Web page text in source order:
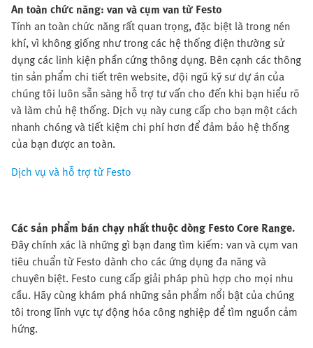
An toàn chức năng: van và cụm van từ Festo
Tính an toàn chức năng rất quan trọng, đặc biệt là trong nén
khí, vì không giống như trong các hệ thống điện thường sử
dụng các linh kiện phần cứng thông dụng. Bên cạnh các thông
tin sản phẩm chi tiết trên website, đội ngũ kỹ sư dự án của
chúng tôi luôn sẵn sàng hỗ trợ tư vấn cho đến khi bạn hiểu rõ
và làm chủ hệ thống. Dịch vụ này cung cấp cho bạn một cách
nhanh chóng và tiết kiệm chi phí hơn để đảm bảo hệ thống
của bạn được an toàn.
Dịch vụ và hỗ trợ từ Festo
Các sản phẩm bán chạy nhất thuộc dòng Festo Core Range.
Đây chính xác là những gì bạn đang tìm kiếm: van và cụm van
tiêu chuẩn từ Festo dành cho các ứng dụng đa năng và
chuyên biệt. Festo cung cấp giải pháp phù hợp cho mọi nhu
cầu. Hãy cùng khám phá những sản phẩm nổi bật của chúng
tôi trong lĩnh vực tự động hóa công nghiệp để tìm nguồn cảm
hứng.